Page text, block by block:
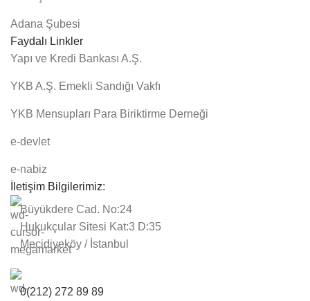
Adana Şubesi
Faydalı Linkler
Yapı ve Kredi Bankası A.Ş.
YKB A.Ş. Emekli Sandığı Vakfı
YKB Mensupları Para Biriktirme Derneği
e-devlet
e-nabiz
İletişim Bilgilerimiz:
Büyükdere Cad. No:24
Hukukçular Sitesi Kat:3 D:35
Mecidiyeköy / İstanbul
0(212) 272 89 89